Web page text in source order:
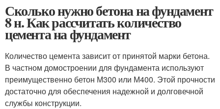
Сколько нужно бетона на фундамент
8 н. Как рассчитать количество
цемента на фундамент
Количество цемента зависит от принятой марки бетона.
В частном домостроении для фундамента используют
преимущественно бетон М300 или М400. Этой прочности
достаточно для обеспечения надежной и долговечной
службы конструкции.